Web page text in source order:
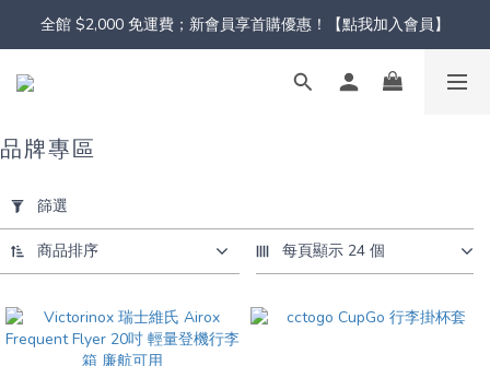
全館 $2,000 免運費；新會員享首購優惠！【點我加入會員】
用
篩
選
(0/20)
顏
品牌專區
篩選
商品排序 每頁顯示 24 個